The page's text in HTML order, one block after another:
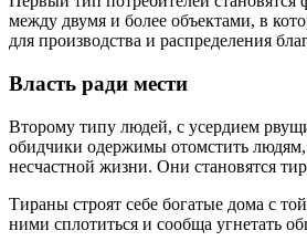
между двумя и более объектами, в
для производства и распределения
Власть ради мести
Второму типу людей, с усердием
обидчики одержимы отомстить
несчастной жизни. Они становятся
Тираны строят себе богатые дома с
ними сплотиться и сообща угнетать